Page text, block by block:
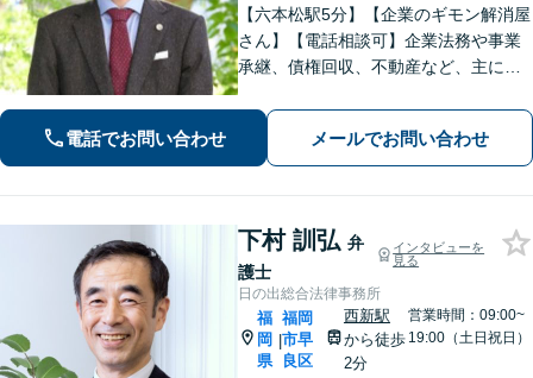
【六本松駅5分】【企業のギモン解消屋
さん】【電話相談可】企業法務や事業
承継、債権回収、不動産など、主に企
のみなさまが安心して本業に専念でき
るよう、法律に関するちょっとした疑
問や悩みも迅速に解消。ぜひご相談く
ださい。
電話でお問い合わせ メールでお問い合わせ
下村 訓弘 弁
護士
インタビューを
見る
日の出総合法律事務所
福
岡
県
|
福岡
市早
良区
西新駅
から徒歩
2分
営業時間：09:00~
19:00（土日祝日）